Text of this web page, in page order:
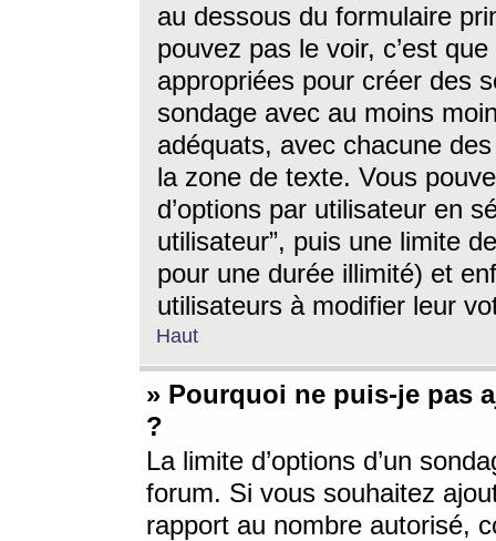
au dessous du formulaire
pouvez pas le voir, c’est
appropriées pour créer des
sondage avec au moins
adéquats, avec chacune
la zone de texte. Vous
d’options par utilisateur en
utilisateur”, puis une limite
pour une durée illimité) et
utilisateurs à modifier leur
Haut
» Pourquoi ne puis-je pas
?
La limite d’options d’un
forum. Si vous souhaitez
rapport au nombre autorisé,